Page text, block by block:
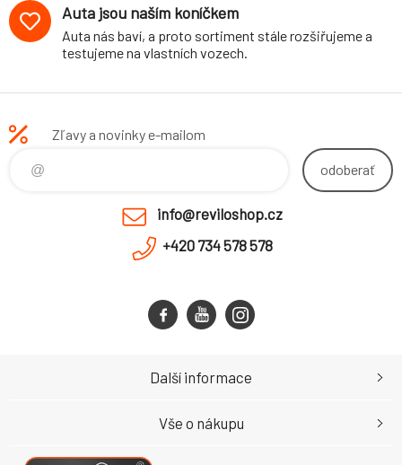
Auta jsou naším koníčkem
Auta nás baví, a proto sortiment stále rozšiřujeme a
testujeme na vlastních vozech.
Zľavy a novinky e-mailom
odoberať
info@reviloshop.cz
+420 734 578 578
Další informace
Vše o nákupu